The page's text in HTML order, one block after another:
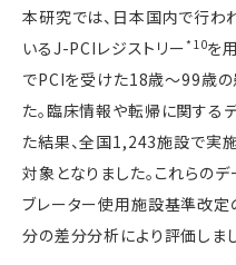
本研究では、日本国内で行わ
いるJ-PCI レジストリー*10を
でPCIを受けた18歳～99歳
た。臨床情報や転帰に関する
た結果、全国1,243施設で実
対象となりました。これらのデ
ブレーター使用施設基準改定
分の差分分析により評価しま